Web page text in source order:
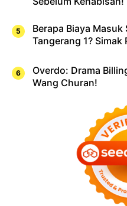
Berapa Biaya Masuk
Tangerang 1? Simak
Overdo: Drama
Wang Churan!